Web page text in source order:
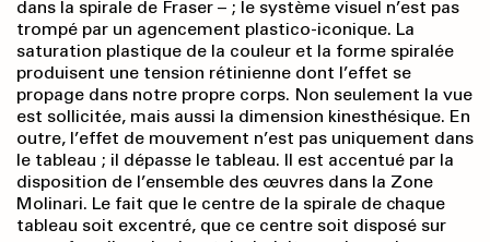
dans la spirale de Fraser – ; le système visuel n’est pas
trompé par un agencement plastico-iconique. La
saturation plastique de la couleur et la forme spiralée
produisent une tension rétinienne dont l’effet se
propage dans notre propre corps. Non seulement la vue
est sollicitée, mais aussi la dimension kinesthésique. En
outre, l’effet de mouvement n’est pas uniquement dans
le tableau ; il dépasse le tableau. Il est accentué par la
disposition de l’ensemble des œuvres dans la Zone
Molinari. Le fait que le centre de la spirale de chaque
tableau soit excentré, que ce centre soit disposé sur